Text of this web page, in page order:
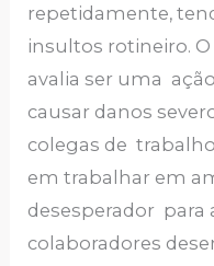
repetidamente,
insultos rotineiro.
avalia ser uma
causar danos
colegas de
em trabalhar em
desesperador para
colaboradores